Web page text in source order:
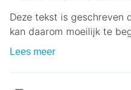
Deze tekst is geschreven
kan daarom moeilijk te
Lees meer